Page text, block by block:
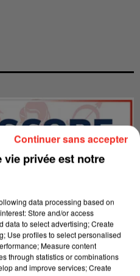
Voir plus
vie privée est notre
data processing based on
Store and/or access
data to select advertising; Create
Use profiles to select personalised
Measure content
through statistics or combinations
and improve services; Create
Continuer sans accepter